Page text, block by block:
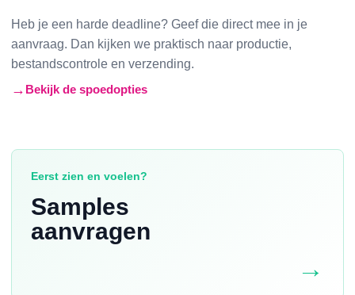
Heb je een harde deadline? Geef die direct mee in je
aanvraag. Dan kijken we praktisch naar productie,
bestandscontrole en verzending.
Bekijk de spoedopties
Eerst zien en voelen?
Samples
aanvragen